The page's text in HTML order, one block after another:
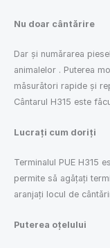
Nu doar cântărire
Dar și numărarea
animalelor . Puterea
măsurători rapide și
Cântarul H315 este
Lucrați cum doriți
Terminalul PUE H315
permite să agățați
aranjați locul de
Puterea oțelului